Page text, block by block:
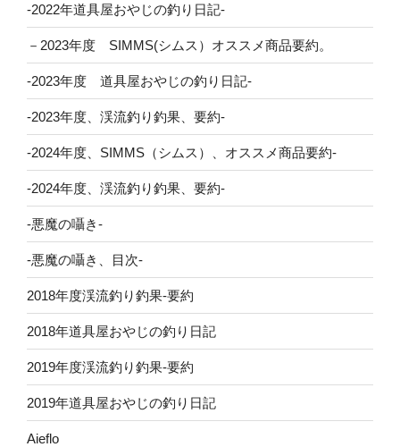
-2022年道具屋おやじの釣り日記-
－2023年度 SIMMS(シムス）オススメ商品要約。
-2023年度 道具屋おやじの釣り日記-
-2023年度、渓流釣り釣果、要約-
-2024年度、SIMMS（シムス）、オススメ商品要約-
-2024年度、渓流釣り釣果、要約-
-悪魔の囁き-
-悪魔の囁き、目次-
2018年度渓流釣り釣果-要約
2018年道具屋おやじの釣り日記
2019年度渓流釣り釣果-要約
2019年道具屋おやじの釣り日記
Aieflo